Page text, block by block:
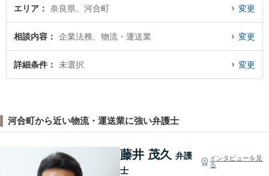
エリア 奈良県、河合町 変更
相談内容 企業法務、物流・運送業 変更
詳細条件 未選択 変更
河合町から近い物流・運送業に強い弁護士
藤井 茂久 弁護
士
インタビューを見
る